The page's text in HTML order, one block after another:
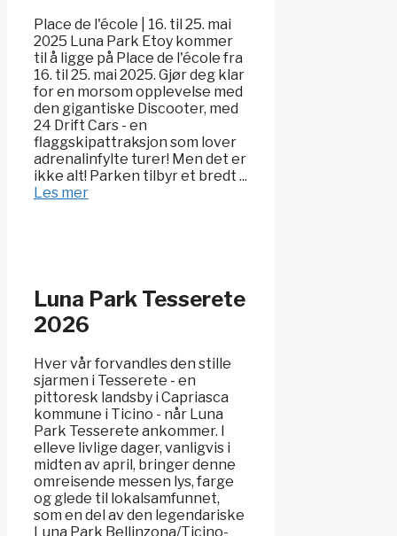
Place de l'école | 16. til 25. mai
2025 Luna Park Etoy kommer
til å ligge på Place de l'école fra
16. til 25. mai 2025. Gjør deg klar
for en morsom opplevelse med
den gigantiske Discooter, med
24 Drift Cars - en
flaggskipattraksjon som lover
adrenalinfylte turer! Men det er
ikke alt! Parken tilbyr et bredt ...
Les mer
Luna Park Tesserete
2026
Hver vår forvandles den stille
sjarmen i Tesserete - en
pittoresk landsby i Capriasca
kommune i Ticino - når Luna
Park Tesserete ankommer. I
elleve livlige dager, vanligvis i
midten av april, bringer denne
omreisende messen lys, farge
og glede til lokalsamfunnet,
som en del av den legendariske
Luna Park Bellinzona/Ticino-